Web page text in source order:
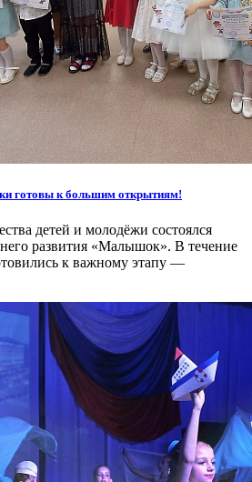
готовы к большим открытиям!
детей и молодёжи состоялся
развития «Малышок». В течение
к важному этапу —